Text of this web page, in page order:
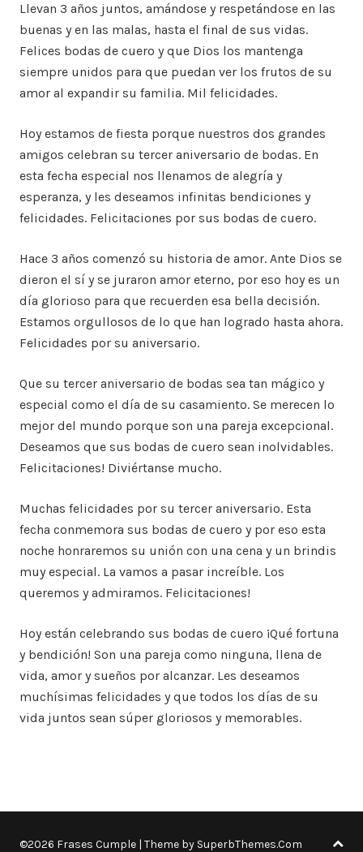
Llevan 3 años juntos, amándose y respetándose en las
buenas y en las malas, hasta el final de sus vidas.
Felices bodas de cuero y que Dios los mantenga
siempre unidos para que puedan ver los frutos de su
amor al expandir su familia. Mil felicidades.
Hoy estamos de fiesta porque nuestros dos grandes
amigos celebran su tercer aniversario de bodas. En
esta fecha especial nos llenamos de alegría y
esperanza, y les deseamos infinitas bendiciones y
felicidades. Felicitaciones por sus bodas de cuero.
Hace 3 años comenzó su historia de amor. Ante Dios se
dieron el sí y se juraron amor eterno, por eso hoy es un
día glorioso para que recuerden esa bella decisión.
Estamos orgullosos de lo que han logrado hasta ahora.
Felicidades por su aniversario.
Que su tercer aniversario de bodas sea tan mágico y
especial como el día de su casamiento. Se merecen lo
mejor del mundo porque son una pareja excepcional.
Deseamos que sus bodas de cuero sean inolvidables.
Felicitaciones! Diviértanse mucho.
Muchas felicidades por su tercer aniversario. Esta
fecha conmemora sus bodas de cuero y por eso esta
noche honraremos su unión con una cena y un brindis
muy especial. La vamos a pasar increíble. Los
queremos y admiramos. Felicitaciones!
Hoy están celebrando sus bodas de cuero ¡Qué fortuna
y bendición! Son una pareja como ninguna, llena de
vida, amor y sueños por alcanzar. Les deseamos
muchísimas felicidades y que todos los días de su
vida juntos sean súper gloriosos y memorables.
©2026 Frases Cumple | Theme by SuperbThemes.Com